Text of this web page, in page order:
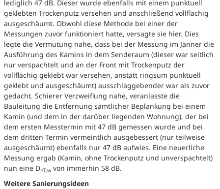
lediglich 47 dB. Dieser wurde ebenfalls mit einem punktuell
geklebten Trockenputz versehen und anschließend vollflächig
ausgeschäumt. Obwohl diese Methode bei einer der
Messungen zuvor funktioniert hatte, versagte sie hier. Dies
legte die Vermutung nahe, dass bei der Messung im Jänner die
Ausführung des Kamins in dem Senderaum (dieser war seitlich
nur verspachtelt und an der Front mit Trockenputz der
vollflächig geklebt war versehen, anstatt ringsum punktuell
geklebt und ausgeschäumt) ausschlaggebender war als zuvor
gedacht. Schierer Verzweiflung nahe, veranlasste die
Bauleitung die Entfernung sämtlicher Beplankung bei einem
Kamin (und dem in der darüber liegenden Wohnung), der bei
dem ersten Messtermin mit 47 dB gemessen wurde und bei
dem dritten Termin vermeintlich ausgebessert (nur teilweise
ausgeschäumt) ebenfalls nur 47 dB aufwies. Eine neuerliche
Messung ergab (Kamin, ohne Trockenputz und unverspachtelt)
nun eine DnT,w von immerhin 58 dB.
Weitere Sanierungsideen